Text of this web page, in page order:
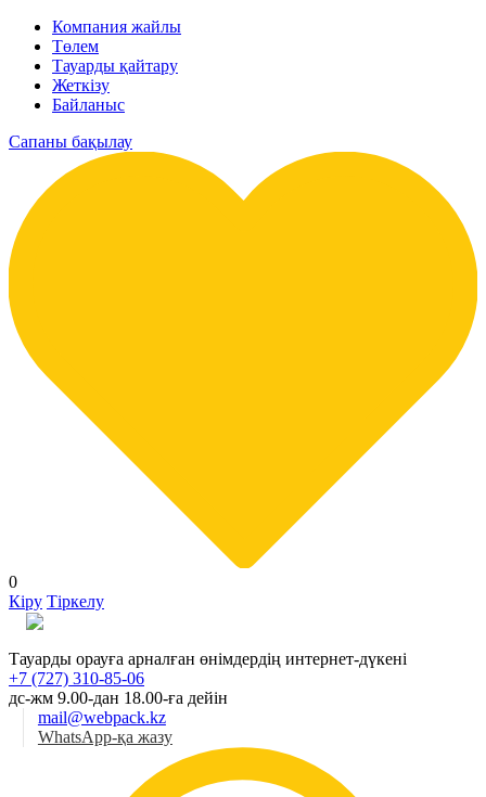
Компания жайлы
Төлем
Тауарды қайтару
Жеткізу
Байланыс
Сапаны бақылау
0
Кіру Тіркелу
Тауарды орауға арналған өнімдердің интернет-дүкені
+7 (727) 310-85-06
дс-жм 9.00-дан 18.00-ға дейін
mail@webpack.kz
WhatsApp-қа жазу